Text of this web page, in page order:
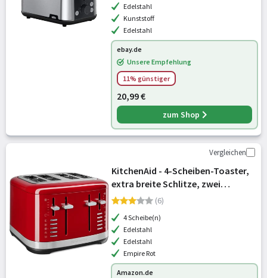
Edelstahl
Kunststoff
Edelstahl
ebay.de
Unsere Empfehlung
11% günstiger
20,99 €
zum Shop
Vergleichen
KitchenAid - 4-Scheiben-Toaster,
extra breite Schlitze, zwei
unabhängige Steuerungen, 7
Bagel/Auftau/Aufwärm,
Hochhebelift, Empire Rot
(6)
4 Scheibe(n)
Edelstahl
Edelstahl
Empire Rot
Amazon.de